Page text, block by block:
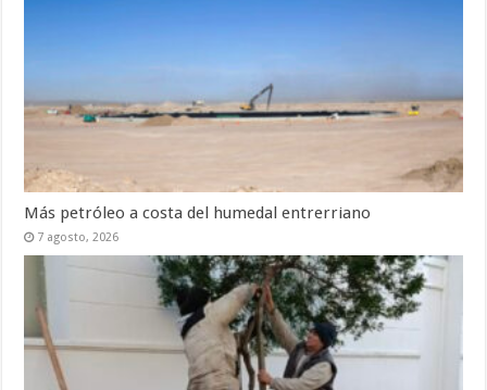
Más petróleo a costa del humedal entrerriano
7 agosto, 2026